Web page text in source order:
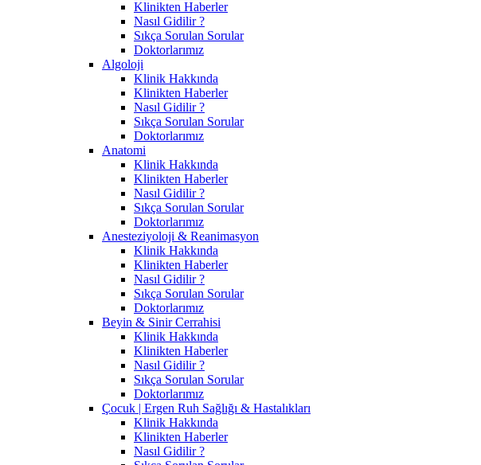
Klinikten Haberler
Nasıl Gidilir ?
Sıkça Sorulan Sorular
Doktorlarımız
Algoloji
Klinik Hakkında
Klinikten Haberler
Nasıl Gidilir ?
Sıkça Sorulan Sorular
Doktorlarımız
Anatomi
Klinik Hakkında
Klinikten Haberler
Nasıl Gidilir ?
Sıkça Sorulan Sorular
Doktorlarımız
Anesteziyoloji & Reanimasyon
Klinik Hakkında
Klinikten Haberler
Nasıl Gidilir ?
Sıkça Sorulan Sorular
Doktorlarımız
Beyin & Sinir Cerrahisi
Klinik Hakkında
Klinikten Haberler
Nasıl Gidilir ?
Sıkça Sorulan Sorular
Doktorlarımız
Çocuk | Ergen Ruh Sağlığı & Hastalıkları
Klinik Hakkında
Klinikten Haberler
Nasıl Gidilir ?